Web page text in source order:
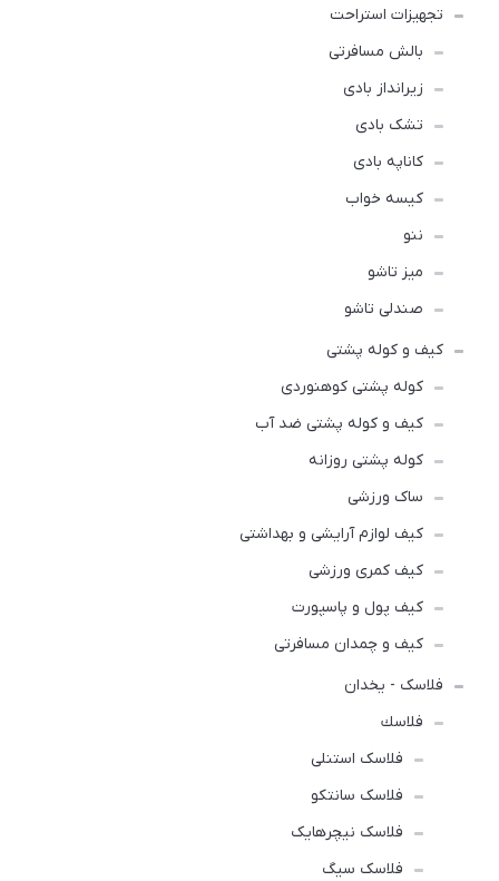
تجهیزات استراحت
بالش مسافرتی
زیرانداز بادی
تشک بادی
کاناپه بادی
کیسه خواب
ننو
میز تاشو
صندلی تاشو
کیف و کوله پشتی
کوله پشتی کوهنوردی
کیف و کوله پشتی ضد آب
کوله پشتی روزانه
ساک ورزشی
کیف لوازم آرایشی و بهداشتی
کیف کمری ورزشی
کیف پول و پاسپورت
کیف و چمدان مسافرتی
فلاسک - یخدان
فلاسك
فلاسک استنلی
فلاسک سانتکو
فلاسک نیچرهایک
فلاسک سیگ